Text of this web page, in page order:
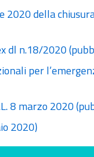
2020 della
dl n.18/2020
per
8 marzo 2020
2020)